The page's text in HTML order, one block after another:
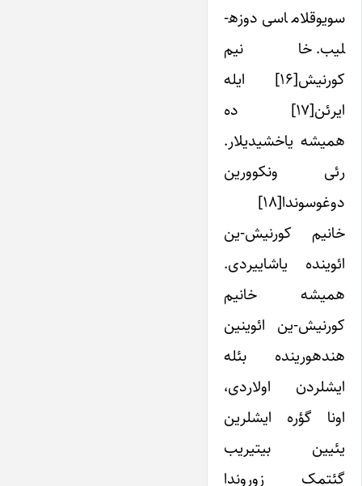
سویوقلاماسی دوزه­
لیب. خانیم
کورنیش[۱۶] ایله
ایرئن[۱۷] ده
همیشه یاخشیدیلار.
رئی ونکوورین
دوغوسوندا[۱۸]
خانیم کورنیش-ین
ائوینده یاشاییردی.
همیشه خانیم
کورنیش-ین ائوی­نین
هنده­ورینده بئله
ایشلردن اولاردی،
اونا گؤره ایشلرین
یئیین بیتیریب
گئتمک زوروندا